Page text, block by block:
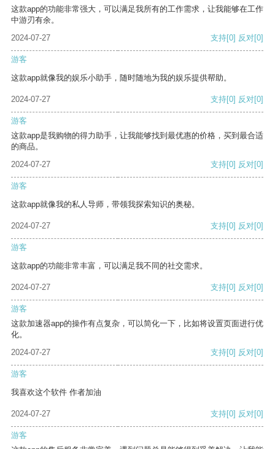
这款app的功能非常强大，可以满足我所有的工作需求，让我能够在工作
中游刃有余。
2024-07-27
支持[0] 反对[0]
游客
这款app就像我的娱乐小助手，随时随地为我的娱乐提供帮助。
2024-07-27 支持[0] 反对[0]
游客
这款app是我购物的得力助手，让我能够找到最优惠的价格，买到最合适
的商品。
2024-07-27
支持[0] 反对[0]
游客
这款app就像我的私人导师，带领我探索知识的奥秘。
2024-07-27 支持[0] 反对[0]
游客
这款app的功能非常丰富，可以满足我不同的社交需求。
2024-07-27 支持[0] 反对[0]
游客
这款加速器app的操作有点复杂，可以简化一下，比如将设置页面进行优
化。
2024-07-27
支持[0] 反对[0]
游客
我喜欢这个软件 作者加油
2024-07-27 支持[0] 反对[0]
游客